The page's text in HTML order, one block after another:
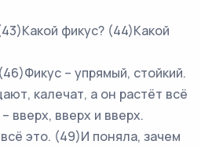
фикус? (44)Какой
– упрямый, стойкий.
калечат, а он растёт всё
вверх, вверх и вверх.
это. (49)И поняла, зачем